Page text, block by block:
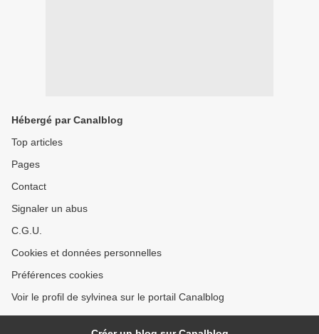
Hébergé par Canalblog
Top articles
Pages
Contact
Signaler un abus
C.G.U.
Cookies et données personnelles
Préférences cookies
Voir le profil de sylvinea sur le portail Canalblog